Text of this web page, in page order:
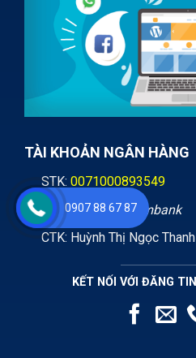
TÀI KHOẢN NGÂN HÀNG
STK: 0071000893549
Ngân hàng: Vietcombank
CTK: Huỳnh Thị Ngọc Thanh
KẾT NỐI VỚI ĐĂNG
0907 88 67 87